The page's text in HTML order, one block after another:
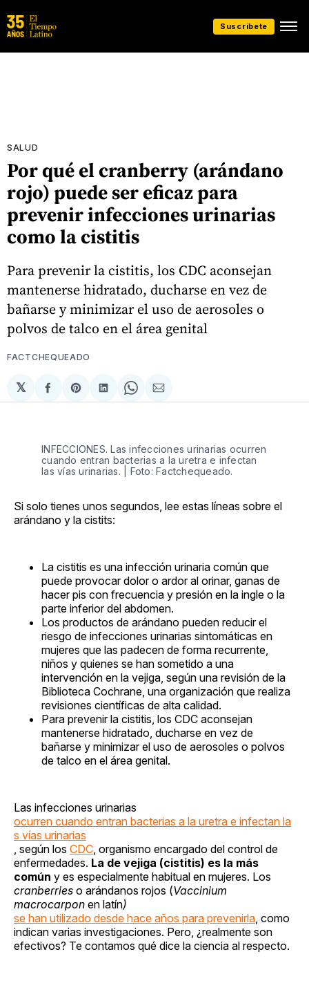
Suscríbete
SALUD
Por qué el cranberry (arándano
rojo) puede ser eficaz para
prevenir infecciones urinarias
como la cistitis
Para prevenir la cistitis, los CDC aconsejan
mantenerse hidratado, ducharse en vez de
bañarse y minimizar el uso de aerosoles o
polvos de talco en el área genital
FACTCHEQUEADO
𝕏
Compartir
en
Share
on
Compartir
en
Share
on
Compartir
via
INFECCIONES. Las infecciones urinarias ocurren
cuando entran bacterias a la uretra e infectan
las vías urinarias. | Foto: Factchequeado.
Si solo tienes unos segundos, lee estas líneas sobre el
arándano y la cistits:
La cistitis es una infección urinaria común que
puede provocar dolor o ardor al orinar, ganas de
hacer pis con frecuencia y presión en la ingle o la
parte inferior del abdomen.
Los productos de arándano pueden reducir el
riesgo de infecciones urinarias sintomáticas en
mujeres que las padecen de forma recurrente,
niños y quienes se han sometido a una
intervención en la vejiga, según una revisión de la
Biblioteca Cochrane, una organización que realiza
revisiones científicas de alta calidad.
Para prevenir la cistitis, los CDC aconsejan
mantenerse hidratado, ducharse en vez de
bañarse y minimizar el uso de aerosoles o polvos
de talco en el área genital.
Las infecciones urinarias
ocurren cuando entran bacterias a la uretra e infectan la
s vías urinarias
, según los CDC , organismo encargado del control de
enfermedades. La de vejiga (cistitis) es la más
común y es especialmente habitual en mujeres. Los
cranberries o arándanos rojos (Vaccinium
macrocarpon en latín)
se han utilizado desde hace años para prevenirla , como
indican varias investigaciones. Pero, ¿realmente son
efectivos? Te contamos qué dice la ciencia al respecto.